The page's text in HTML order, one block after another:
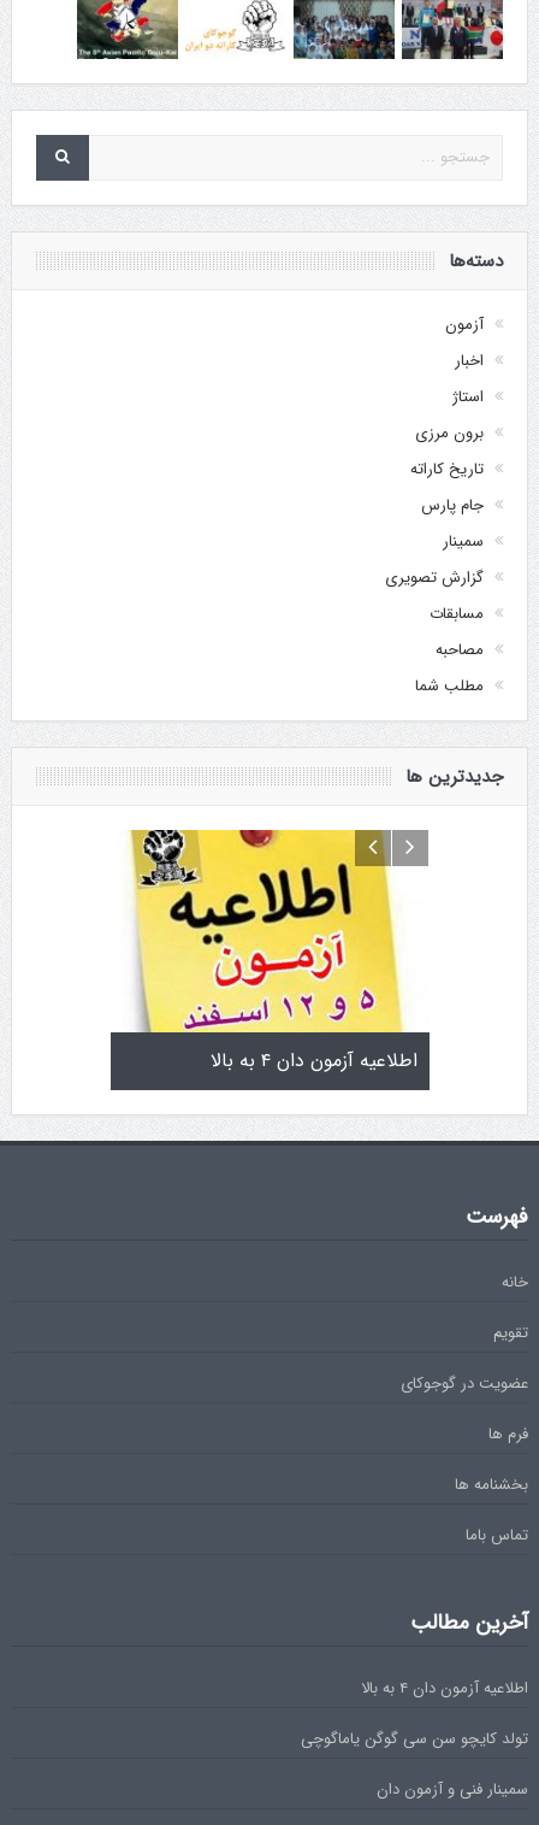
دسته‌ها
آزمون
اخبار
استاژ
برون مرزی
تاریخ کاراته
جام پارس
سمینار
گزارش تصویری
مسابقات
مصاحبه
مطلب شما
جدیدترین ها
اطلاعیه آزمون دان ۴ تولد کایچو سن سی گوگن یاماگوچی
فهرست
خانه
تقویم
عضویت در گوجوکای
فرم ها
بخشنامه ها
تماس باما
آخرین مطالب
اطلاعیه آزمون دان ۴ به بالا
تولد کایچو سن سی گوگن یاماگوچی
سمینار فنی و آزمون دان